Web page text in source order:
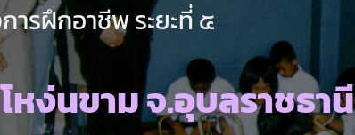
ารฝึกอาชีพ ระยะที่ ๕
หง่นขาม จ.อุบลราชธานี